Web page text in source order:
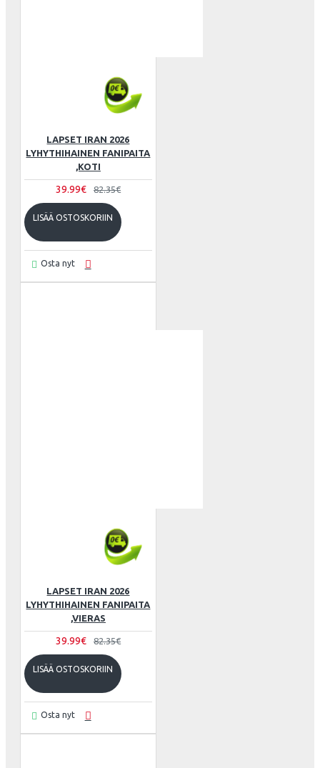
LAPSET IRAN 2026
LYHYTHIHAINEN FANIPAITA
,KOTI
39.99€ 82.35€
LISÄÄ OSTOSKORIIN
Osta nyt
LAPSET IRAN 2026
LYHYTHIHAINEN FANIPAITA
,VIERAS
39.99€ 82.35€
LISÄÄ OSTOSKORIIN
Osta nyt